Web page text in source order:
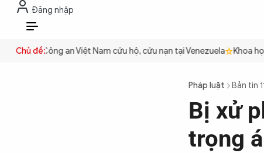
Đăng nhập
VI
Chủ đề:
quyền Công an Việt Nam cứu hộ, cứu nạn tại Venezuela Khoa học
Pháp luật Bản tin
Bị xử
trọng